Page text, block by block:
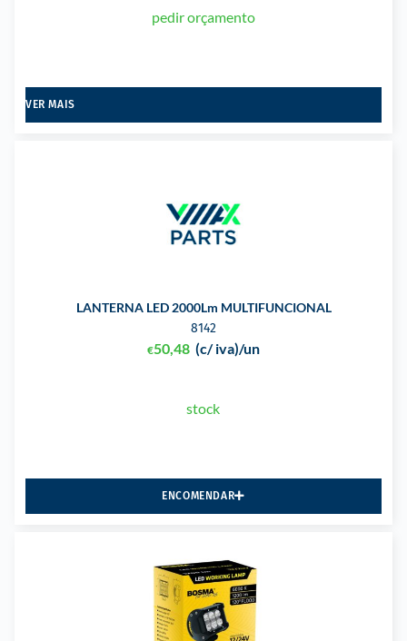
pedir orçamento
VER MAIS
LANTERNA LED 2000Lm MULTIFUNCIONAL
8142
€50,48 (c/ iva)/un
stock
ENCOMENDAR